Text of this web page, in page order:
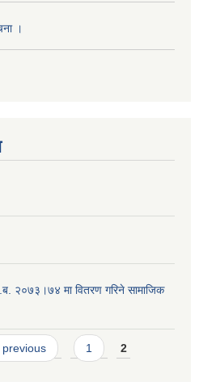
।
२०७३।७४ मा वितरण गरिने सामाजिक
previous 1 2